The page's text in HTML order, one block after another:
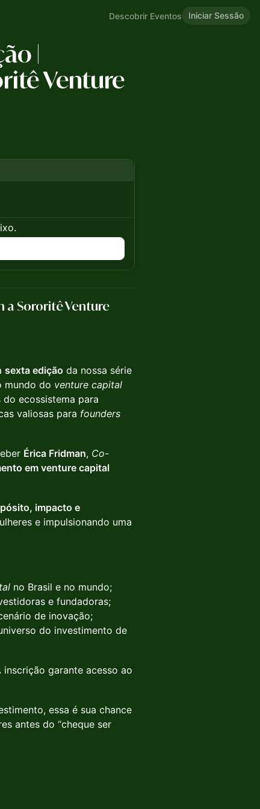
Descobrir Eventos Iniciar Sessão
|
Venture
a Sororitê Venture
sexta edição da nossa série
mundo do venture capital
ecossistema para
valiosas para founders
Érica Fridman, Co-
em venture capital
impacto e
e impulsionando uma
no Brasil e no mundo;
e fundadoras;
de inovação;
do investimento de
garante acesso ao
essa é sua chance
antes do “cheque ser